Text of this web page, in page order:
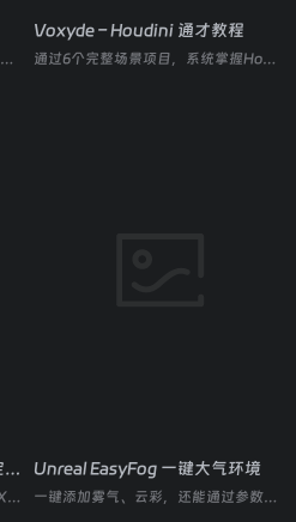
在UE5中从概念到成片，全流程打造风格化3D环境与电影级渲染
Voxyde – Houdini 通才教程
通过6个完整场景项目，系统掌握Houdini程序化建模、模拟与渲染的全能型工作流
houdini官方教程 螃蟹动画绑定与渲染教程 Unreal EasyFog 一键大气环境